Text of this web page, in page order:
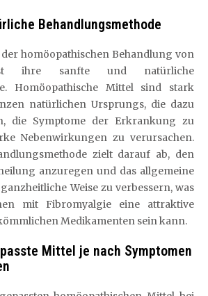
Behandlungsmethode
homöopathischen Behandlung von
ihre sanfte und natürliche
Homöopathische Mittel sind stark
natürlichen Ursprungs, die dazu
die Symptome der Erkrankung zu
Nebenwirkungen zu verursachen.
zielt darauf ab, den
anzuregen und das allgemeine
Weise zu verbessern, was
mit Fibromyalgie eine attraktive
Medikamenten sein kann.
Mittel je nach Symptomen